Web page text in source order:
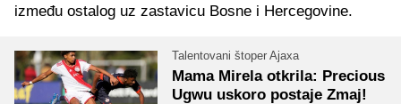
između ostalog uz zastavicu Bosne i Hercegovine.
Talentovani štoper Ajaxa
Mama Mirela otkrila: Precious
Ugwu uskoro postaje Zmaj!